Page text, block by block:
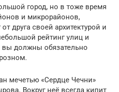
город, но в тоже время
и микрорайонов,
друга своей архитектурой и
рейтинг улиц и
вы должны обязательно
мечетью «Сердце Чечни»
Вокруг неё всегда кипит